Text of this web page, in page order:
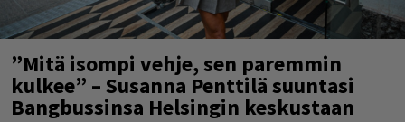
”Mitä isompi vehje, sen paremmin
kulkee” – Susanna Penttilä suuntasi
Bangbussinsa Helsingin keskustaan